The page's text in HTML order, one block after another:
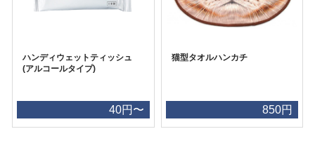
ハンディウェットティッシュ
(アルコールタイプ)
40円〜
猫型タオルハンカチ
850円